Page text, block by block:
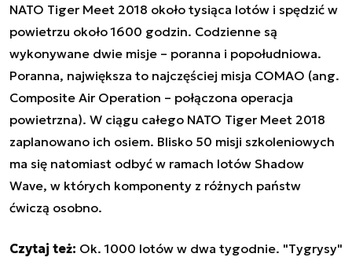
NATO Tiger Meet 2018 około tysiąca lotów i spędzić w
powietrzu około 1600 godzin. Codzienne są
wykonywane dwie misje – poranna i popołudniowa.
Poranna, największa to najczęściej misja COMAO (ang.
Composite Air Operation – połączona operacja
powietrzna). W ciągu całego NATO Tiger Meet 2018
zaplanowano ich osiem. Blisko 50 misji szkoleniowych
ma się natomiast odbyć w ramach lotów Shadow
Wave, w których komponenty z różnych państw
ćwiczą osobno.
Czytaj też: Ok. 1000 lotów w dwa tygodnie. "Tygrysy"